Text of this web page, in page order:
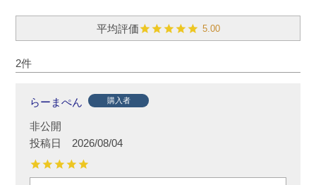
5.00
2
らーまぺん 購入者
非公開
投稿日
2026/08/04